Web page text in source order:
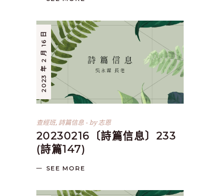
2023 年 2 月 16 日
查經班, 詩篇信息 by志恩
20230216〔詩篇信息〕233
(詩篇147)
SEE MORE